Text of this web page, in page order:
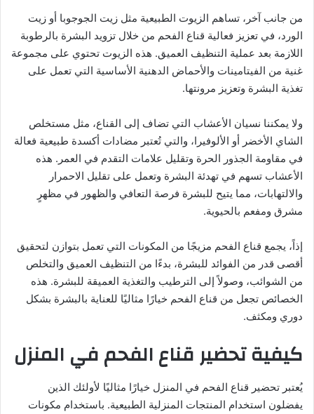
من جانب آخر، تساهم الزيوت الطبيعية مثل زيت الجوجوبا أو زيت
الورد، في تعزيز فعالية قناع الفحم من خلال تزويد البشرة بالرطوبة
اللازمة بعد عملية التنظيف العميق. هذه الزيوت تحتوي على مجموعة
غنية من الفيتامينات والأحماض الدهنية الأساسية التي تعمل على
تغذية البشرة وتعزيز مرونتها.
ولا يمكننا نسيان الأعشاب التي تضاف إلى القناع، مثل مستخلص
الشاي الأخضر أو الألوفيرا، والتي تُعتبر مضادات أكسدة طبيعية فعالة
في مقاومة الجذور الحرة وتقليل علامات التقدم في العمر. هذه
الأعشاب تسهم في تهدئة البشرة وتعمل على تقليل الاحمرار
والالتهابات، مما يتيح للبشرة فرصة التعافي والظهور في مظهرٍ
مشرق ومفعم بالحيوية.
إذاً، يجمع قناع الفحم مزيجًا من المكونات التي تعمل بتوازن لتحقيق
أقصى قدر من الفوائد للبشرة، بدءًا من التنظيف العميق والتخلص
من الشوائب، وصولاً إلى الترطيب والتغذية العميقة للبشرة. هذه
الخصائص تجعل من قناع الفحم خيارًا مثاليًا للعناية بالبشرة بشكل
دوري ومكثف.
كيفية تحضير قناع الفحم في المنزل
يُعتبر تحضير قناع الفحم في المنزل خيارًا مثاليًا لأولئك الذين
يفضلون استخدام المنتجات المنزلية الطبيعية. باستخدام مكونات